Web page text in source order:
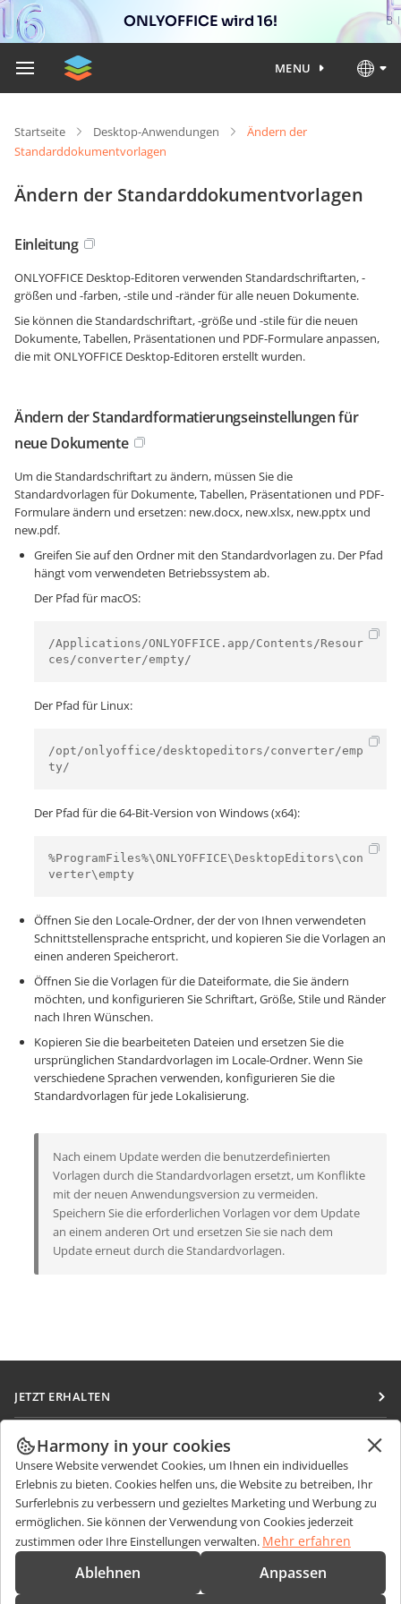
ONLYOFFICE wird 16!
MENU
Startseite Desktop-Anwendungen
Ändern der
Standarddokumentvorlagen
Ändern der Standarddokumentvorlagen
Einleitung
ONLYOFFICE Desktop-Editoren verwenden Standardschriftarten, -
größen und -farben, -stile und -ränder für alle neuen Dokumente.
Sie können die Standardschriftart, -größe und -stile für die neuen
Dokumente, Tabellen, Präsentationen und PDF-Formulare anpassen,
die mit ONLYOFFICE Desktop-Editoren erstellt wurden.
Ändern der Standardformatierungseinstellungen für
neue Dokumente
Um die Standardschriftart zu ändern, müssen Sie die
Standardvorlagen für Dokumente, Tabellen, Präsentationen und PDF-
Formulare ändern und ersetzen: new.docx, new.xlsx, new.pptx und
new.pdf.
Greifen Sie auf den Ordner mit den Standardvorlagen zu. Der Pfad
hängt vom verwendeten Betriebssystem ab.
Der Pfad für macOS:
/Applications/ONLYOFFICE.app/Contents/Resour
ces/converter/empty/
Der Pfad für Linux:
/opt/onlyoffice/desktopeditors/converter/emp
ty/
Der Pfad für die 64-Bit-Version von Windows (x64):
%ProgramFiles%\ONLYOFFICE\DesktopEditors\con
verter\empty
Öffnen Sie den Locale-Ordner, der der von Ihnen verwendeten
Schnittstellensprache entspricht, und kopieren Sie die Vorlagen an
einen anderen Speicherort.
Öffnen Sie die Vorlagen für die Dateiformate, die Sie ändern
möchten, und konfigurieren Sie Schriftart, Größe, Stile und Ränder
nach Ihren Wünschen.
Kopieren Sie die bearbeiteten Dateien und ersetzen Sie die
ursprünglichen Standardvorlagen im Locale-Ordner. Wenn Sie
verschiedene Sprachen verwenden, konfigurieren Sie die
Standardvorlagen für jede Lokalisierung.
Nach einem Update werden die benutzerdefinierten
Vorlagen durch die Standardvorlagen ersetzt, um Konflikte
mit der neuen Anwendungsversion zu vermeiden.
Speichern Sie die erforderlichen Vorlagen vor dem Update
an einem anderen Ort und ersetzen Sie sie nach dem
Update erneut durch die Standardvorlagen.
JETZT ERHALTEN
Docs
DocSpace
Workspace
Integrations-Apps
Desktop-Apps
Mobile Apps
ZUSAMMENARBEITEN
Für Mitwirkende
Für Übersetzer
Für Influencer
Stellenangebote
NACHRICHTEN ERHALTEN
Blog
HILFE ERHALTEN
Forum
Fragen zum Kauf
sales@onlyoffice.com
Harmony in your cookies
Unsere Website verwendet Cookies, um Ihnen ein individuelles
Erlebnis zu bieten. Cookies helfen uns, die Website zu betreiben, Ihr
Surferlebnis zu verbessern und gezieltes Marketing und Werbung zu
ermöglichen. Sie können der Verwendung von Cookies jederzeit
zustimmen oder Ihre Einstellungen verwalten. Mehr erfahren
Ablehnen Anpassen